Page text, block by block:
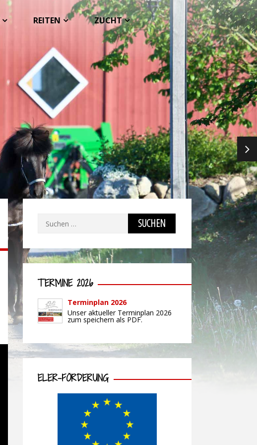
REITEN ZUCHT
Suchen
TERMINE 2026
Terminplan 2026
Unser aktueller Terminplan 2026
zum speichern als PDF.
ELER-FÖRDERUNG